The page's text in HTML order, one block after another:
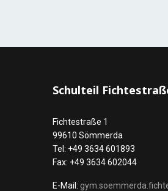
Schulteil
Fichtestraße 1
99610 Sömmerda
Tel: +49 3634 601893
Fax: +49 3634 602044
E-Mail: